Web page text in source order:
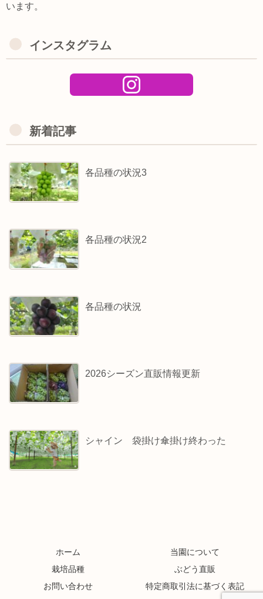
います。
インスタグラム
新着記事
各品種の状況3
各品種の状況2
各品種の状況
2026シーズン直販情報更新
シャイン 袋掛け傘掛け終わった
ホーム
当園について
栽培品種
ぶどう直販
お問い合わせ
特定商取引法に基づく表記